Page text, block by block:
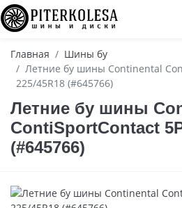
Главная
Шины бу
Летние бу шины Continental
225/45R18 (#645766)
Летние бу шины
ContiSportContact
(#645766)